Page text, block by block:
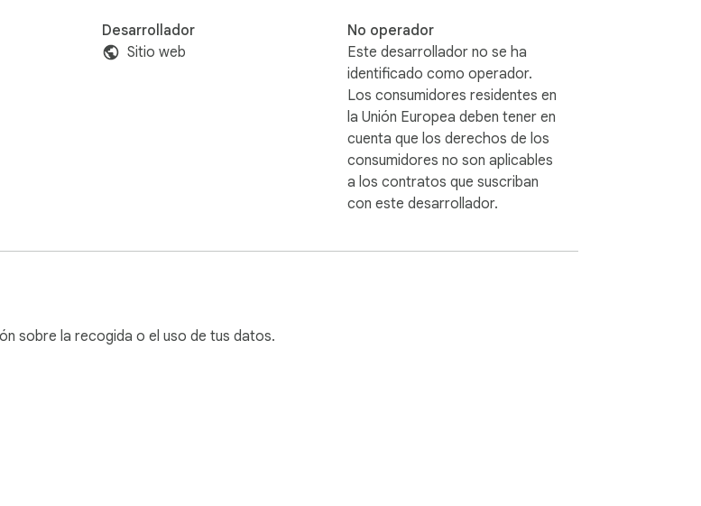
Desarrollador
Sitio web
No operador
Este desarrollador no se ha
identificado como operador.
Los consumidores residentes en
la Unión Europea deben tener en
cuenta que los derechos de los
consumidores no son aplicables
a los contratos que suscriban
con este desarrollador.
sobre la recogida o el uso de tus datos.